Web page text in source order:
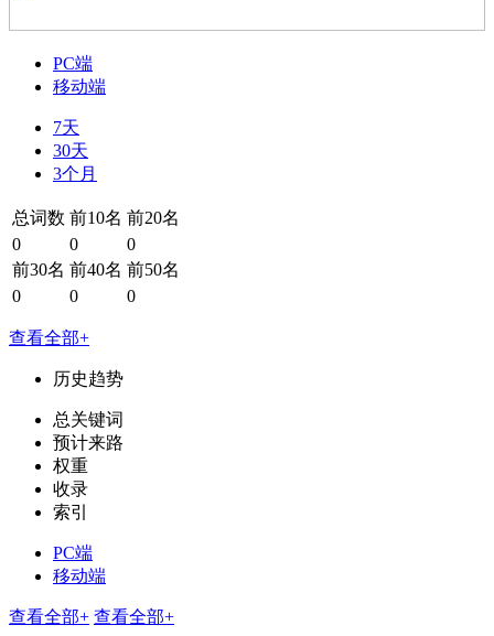
PC端
移动端
7天
30天
3个月
总词数 前10名 前20名
0
0
0
前30名 前40名 前50名
0
0 0
查看全部+
历史趋势
总关键词
预计来路
权重
收录
索引
PC端
移动端
查看全部+ 查看全部+